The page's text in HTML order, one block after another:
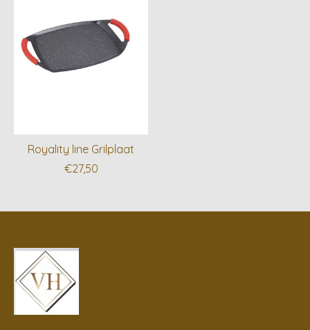
Royality line Grilplaat
€27,50